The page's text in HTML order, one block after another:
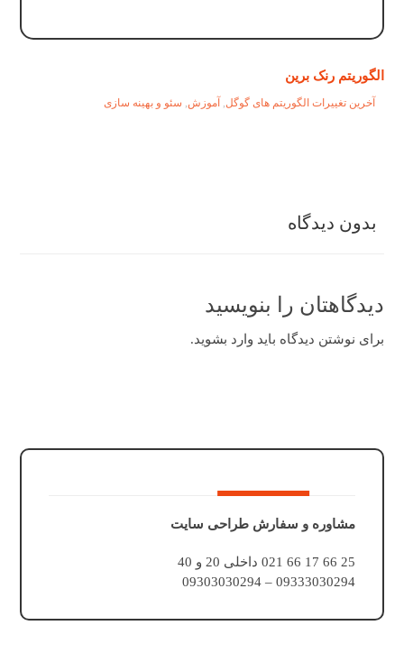
الگوریتم رنک برین
آخرین تغییرات الگوریتم های گوگل ,آموزش سئو و بهینه سازی
بدون دیدگاه
دیدگاهتان را بنویسید
برای نوشتن دیدگاه باید وارد بشوید.
مشاوره و سفارش طراحی سایت
25 66 17 66 021 داخلی 20 و 40
09333030294 – 09303030294